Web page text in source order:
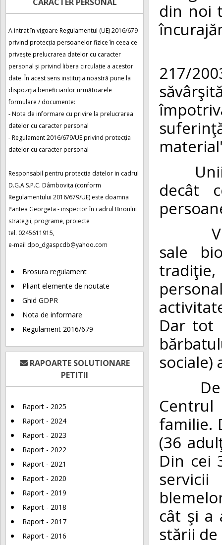
A intrat în vigoare Regulamentul (UE) 2016/679
privind protecția persoanelor fizice în ceea ce
privește prelucrarea datelor cu caracter
personal și privind libera circulație a acestor
date. În acest sens instituția noastră pune la
dispoziția beneficiarilor următoarele
formulare / documente:
- Nota de informare cu privire la prelucrarea
datelor cu caracter personal
- Regulament 2016/679/UE privind protecția
datelor cu caracter personal
Responsabil pentru protecția datelor in cadrul
D.G.A.S.P.C. Dâmbovița (conform
Regulamentului 2016/679/UE) este doamna
Pantea Georgeta - inspector în cadrul Biroului
strategii, programe, proiecte
tel. 0245611915,
e-mail dpo_dgaspcdb@yahoo.com
Brosura regulament
Pliant elemente de noutate
Ghid GDPR
Nota de informare
Regulament 2016/679
RAPOARTE SOLUTIONARE
PETITII
Raport - 2025
Raport - 2024
Raport - 2023
Raport - 2022
Raport - 2021
Raport - 2020
Raport - 2019
Raport - 2018
Raport - 2017
Raport - 2016
din noi
217/
Unii
decât
sale
tradiţie,
Dar tot
sociale)
De la
familie.
(36
Din cei
cât şi a
stării